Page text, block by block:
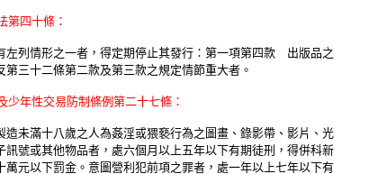
第四十條：
左列情形之一者，得定期停止其發行：第一項第四款 出版品之
第三十二條第二款及第三款之規定情節重大者。
少年性交易防制條例第二十七條：
造未滿十八歲之人為姦淫或猥褻行為之圖畫、錄影帶、影片、光
訊號或其他物品者，處六個月以上五年以下有期徒刑，得併科新
萬元以下罰金。意圖營利犯前項之罪者，處一年以上七年以下有